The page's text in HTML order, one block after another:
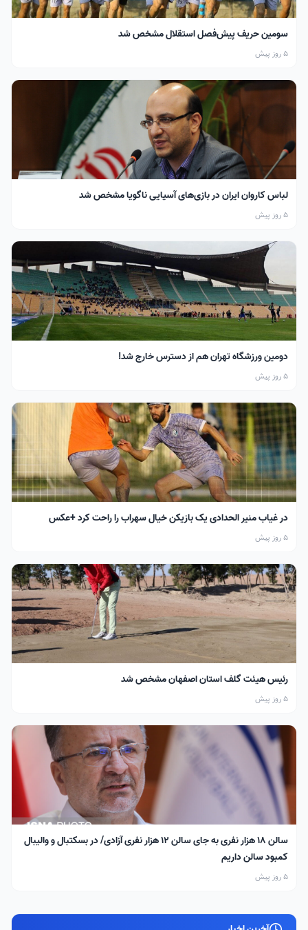
سومین حریف پیش‌فصل استقلال مشخص شد
5 روز پیش
لباس کاروان ایران در بازی‌های آسیایی ناگویا مشخص شد
5 روز پیش
دومین ورزشگاه تهران هم از دسترس خارج شد!
5 روز پیش
در غیاب منیر الحدادی یک بازیکن خیال سهراب را راحت کرد +عکس
5 روز پیش
رئیس هیئت گلف استان اصفهان مشخص شد
5 روز پیش
سالن ۱۸ هزار نفری به جای سالن ۱۲ هزار نفری آزادی/ در بسکتبال و والیبال
کمبود سالن داریم
5 روز پیش